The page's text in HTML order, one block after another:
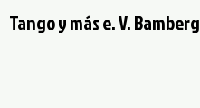
Tango y más e. V. Bamberg